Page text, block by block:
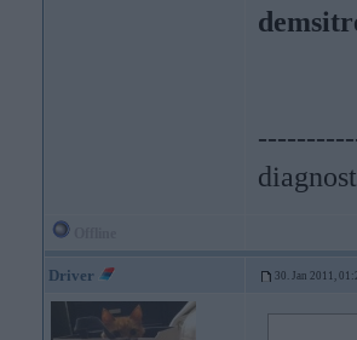
Driver 30. Jan 2011,